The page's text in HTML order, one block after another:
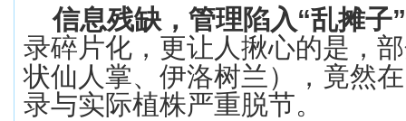
信息残缺，管理陷入“乱摊子”
录碎片化，更让人揪心的是，
状仙人掌、伊洛树兰），竟然
录与实际植株严重脱节。